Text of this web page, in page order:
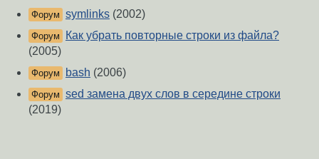
Форум symlinks (2002)
Форум
Как убрать повторные строки из файла?
(2005)
Форум bash (2006)
Форум sed замена двух слов в середине строки
(2019)